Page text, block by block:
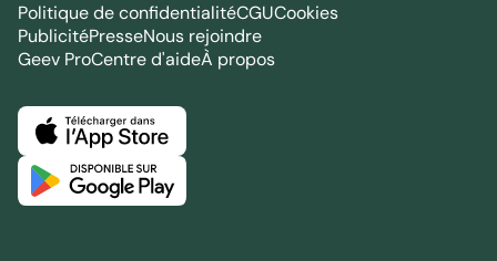
Politique de confidentialitéCGUCookies
PublicitéPresseNous rejoindre
Geev ProCentre d'aideÀ propos